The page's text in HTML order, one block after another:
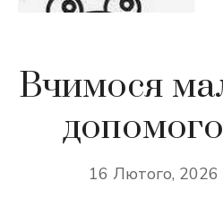
Вчимося
16 Лютого, 2026